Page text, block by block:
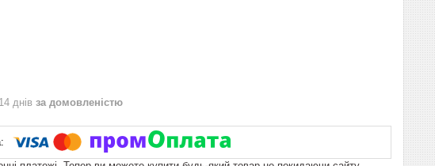
днів за домовленістю